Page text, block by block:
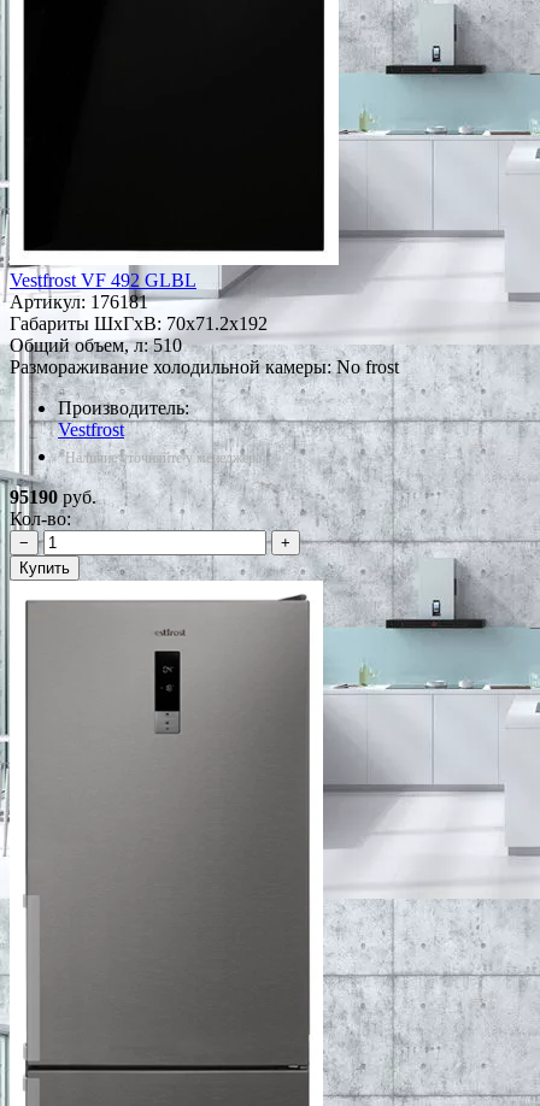
Vestfrost VF 492 GLBL
Артикул: 176181
Габариты ШxГxВ: 70x71.2x192
Общий объем, л: 510
Размораживание холодильной камеры: No frost
Производитель:
Vestfrost
*Наличие уточняйте у менеджера
95190 руб.
Кол-во:
−
+
Купить